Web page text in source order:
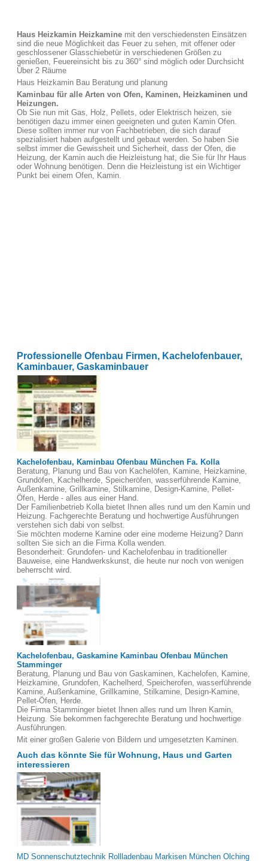
Haus Heizkamin Heizkamine mit den verschiedensten Einsätzen
sind die neue Möglichkeit das Feuer zu sehen, mit offener oder
geschlossener Glasschiebetür in verschiedenen Größen zu
genießen, Feuereinsicht bis zu 360° sind möglich oder Durchsicht
Über 2 Räume
Haus Heizkamin Bau Beratung und planung
Kaminbau für alle Arten von Ofen, Kaminen, Heizkaminen und
Heizungen.
Ob Sie nun mit Gas, Holz, Pellets, oder Elektrisch heizen, sie
benötigen dazu immer einen geeigneten und guten Kamin Ofen.
Diese sollten immer nur von Fachbetrieben, die sich darauf
spezialisiert haben aufgestellt und gebaut werden. So haben Sie
selbst immer die Gewissheit und Sicherheit, dass der Ofen, die
Heizung, der Kamin auch die Heizleistung hat, die Sie für Ihr Haus
oder Wohnung benötigen. Denn die Heizleistung ist ein Wichtiger
Punkt bei einem Ofen, Kamin.
Professionelle Ofenbau Firmen, Kachelofenbauer,
Kaminbauer, Gaskaminbauer
Kachelofenbau, Kaminbau Ofenbau München Fa. Kolla
Beratung, Planung und Bau von Kachelöfen, Kamine, Heizkamine,
Grundöfen, Kachelherde, Speicheröfen, wasserführende Kamine,
Außenkamine, Grillkamine, Stilkamine, Design-Kamine, Pellet-
Öfen, Herde - alles aus einer Hand.
Der Familienbetrieb Kolla bietet Ihnen alles rund um den Kamin und
Heizung. Fachgerechte Beratung und hochwertige Ausführungen
verstehen sich dabi von selbst.
Sie möchten moderne Kamine oder eine moderne Heizung? Dann
sollten Sie sich an die Firma Kolla wenden.
Besonderheit: Grundofen- und Kachelofenbau in traditioneller
Bauweise, eine Handwerkskunst, die heute nur noch von wenigen
beherrscht wird.
Kachelofenbau, Gaskamine Kaminbau Ofenbau München
Stamminger
Beratung, Planung und Bau von Gaskaminen, Kachelofen, Kamine,
Heizkamine, Grundofen, Kachelherd, Speicherofen, wasserführende
Kamine, Außenkamine, Grillkamine, Stilkamine, Design-Kamine,
Pellet-Öfen, Herde.
Die Firma Stamminger bietet Ihnen alles rund um Ihren Kamin,
Heizung. Sie bekommen fachgerechte Beratung und hochwertige
Ausführungen.
Mit einer großen Galerie von Bildern und umgesetzten Kaminen.
Auch das könnte Sie für Wohnung, Haus und Garten
interessieren
MD Sonnenschutztechnik Rollladenbau Markisen München Olching